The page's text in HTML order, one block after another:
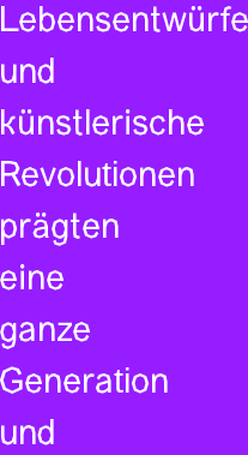
Lebensentwürfe
und
künstlerische
Revolutionen
prägten
eine
ganze
Generation
und